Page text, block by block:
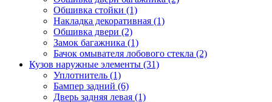
Обшивка стойки (1)
Накладка декоративная (1)
Обшивка двери (2)
Замок багажника (1)
Бачок омывателя лобового стекла (2)
Кузов наружные элементы (31)
Уплотнитель (1)
Бампер задний (6)
Дверь задняя левая (1)